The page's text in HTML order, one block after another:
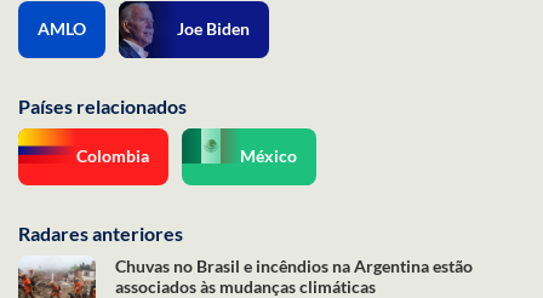
AMLO Joe Biden
Países relacionados
Colombia México
Radares anteriores
Chuvas no Brasil e incêndios na Argentina estão
associados às mudanças climáticas